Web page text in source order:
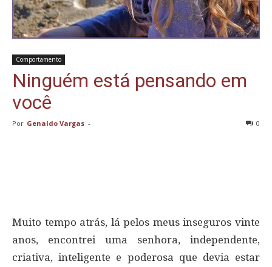
Comportamento
Ninguém está pensando em
você
Por Genaldo Vargas - 0
Muito tempo atrás, lá pelos meus inseguros vinte
anos, encontrei uma senhora, independente,
criativa, inteligente e poderosa que devia estar